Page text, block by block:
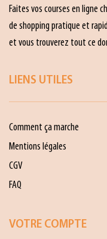
Faites vos courses en ligne
de shopping pratique et
et vous trouverez tout ce
LIENS UTILES
Comment ça marche
Mentions légales
CGV
FAQ
VOTRE COMPTE